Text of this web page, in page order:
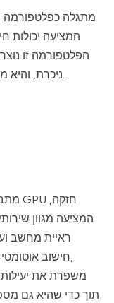
המציעה יכולות
ניכרת, והיא מהווה פתרון אידאלי למגוון צרכים חישוביים.
המציעה מגוון
ראיית מחשב
במיכלי Docker, חישוב אוטומטי של חיזוי, וחיסכון בעלויות,
תוך כדי שהיא גם